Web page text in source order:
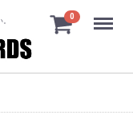
0 Menu